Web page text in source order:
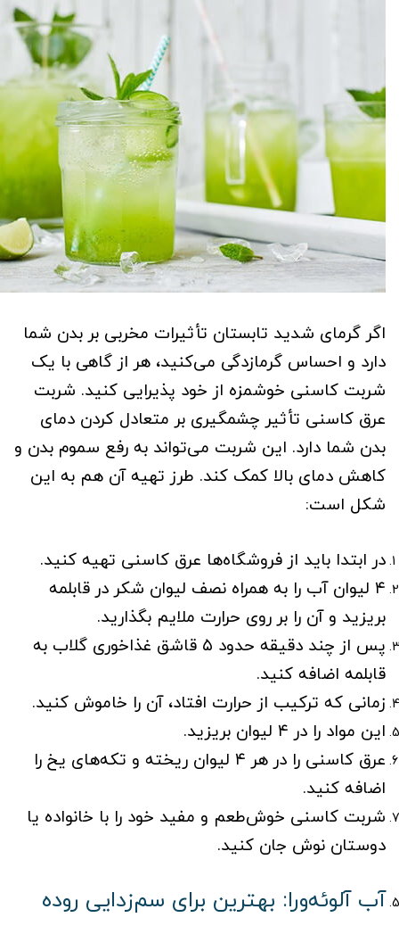
اگر گرمای شدید تابستان تأثیرات مخربی بر بدن شما
دارد و احساس گرمازدگی می‌کنید، هر از گاهی با یک
شربت کاسنی خوشمزه از خود پذیرایی کنید. شربت
عرق کاسنی تأثیر چشمگیری بر متعادل کردن دمای
بدن شما دارد. این شربت می‌تواند به رفع سموم بدن و
کاهش دمای بالا کمک کند. طرز تهیه آن هم به این
شکل است:
در ابتدا باید از فروشگاه‌ها عرق کاسنی تهیه کنید.
۴ لیوان آب را به همراه نصف لیوان شکر در قابلمه
بریزید و آن را بر روی حرارت ملایم بگذارید.
پس از چند دقیقه حدود ۵ قاشق غذاخوری گلاب به
قابلمه اضافه کنید.
زمانی که ترکیب از حرارت افتاد، آن را خاموش کنید.
این مواد را در ۴ لیوان بریزید.
عرق کاسنی را در هر ۴ لیوان ریخته و تکه‌های یخ را
اضافه کنید.
شربت کاسنی خوش‌طعم و مفید خود را با خانواده یا
دوستان نوش جان کنید.
آب آلوئه‌ورا: بهترین برای سم‌زدایی روده